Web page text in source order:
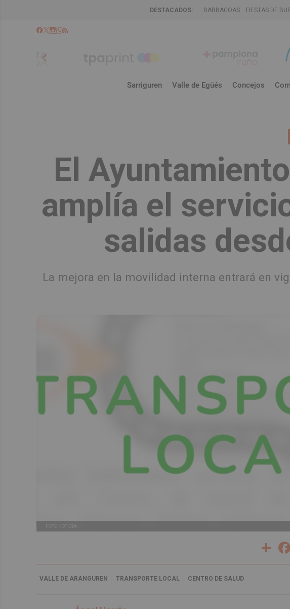
DESTACADOS: BARBACOAS FIESTAS DE
chevron_left
Sarriguren Valle de Egüés Concejos
El
amplía el
salidas
La mejora en la movilidad interna entrará en
FOTO NOTICIA
Share
VALLE DE ARANGUREN TRANSPORTE LOCAL CENTRO DE SALUD